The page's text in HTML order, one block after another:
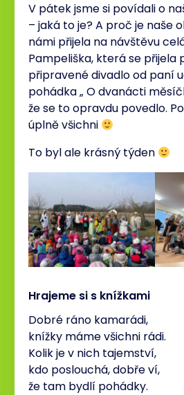
V pátek jsme si povídali o
– jaká to je? A proč je naše
námi přijela na návštěvu
Pampeliška, která se přijela
připravené divadlo od paní
pohádka „ O dvanácti
že se to opravdu povedlo.
úplně všichni
To byl ale krásný týden
Hrajeme si s knížkami
Dobré ráno kamarádi,
knížky máme všichni rádi.
Kolik je v nich tajemství,
kdo poslouchá, dobře ví,
že tam bydlí pohádky.